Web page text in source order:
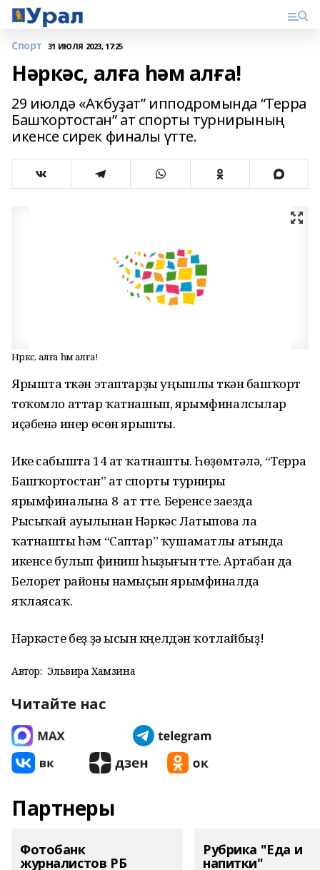
Спорт 31 ИЮЛЯ 2023, 17:25
Нәркәс, алға һәм алға!
29 июлдә «Аҡбуҙат” ипподромында “Терра
Башҡортостан” ат спорты турнирының
икенсе сирек финалы үтте.
Нәркәс, алға һәм алға!
Ярышта үткән этаптарҙы уңышлы үткән башҡорт
тоҡомло аттар ҡатнашып, ярымфиналсылар
иҫәбенә инер өсөн ярышты.
Ике сабышта 14 ат ҡатнашты. Һөҙөмтәлә, “Терра
Башҡортостан” ат спорты турниры
ярымфиналына 8 ат үтте. Беренсе заезда
Рысыҡай ауылынан Нәркәс Латыпова ла
ҡатнашты һәм “Саптар” ҡушаматлы атында
икенсе булып финиш һыҙығын үтте. Артабан да
Белорет районы намыҫын ярымфиналда
яҡлаясаҡ.
Нәркәсте беҙ ҙә ысын күңелдән ҡотлайбыҙ!
Автор: Эльвира Хамзина
Читайте нас
Партнеры
Фотобанк
журналистов РБ
Рубрика "Еда и
напитки"